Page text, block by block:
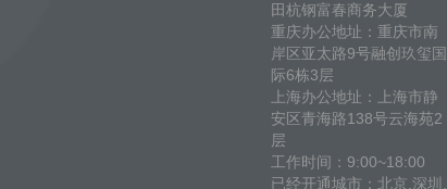
田杭钢富春商务大厦
重庆办公地址：重庆市南
岸区亚太路9号融创玖玺国
际6栋3层
上海办公地址：上海市静
安区青海路138号云海苑2
层
工作时间：9:00~18:00
已经开通城市：北京,深圳,